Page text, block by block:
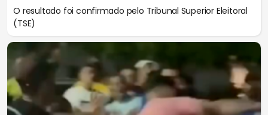
O resultado foi confirmado pelo Tribunal Superior Eleitoral
(TSE)